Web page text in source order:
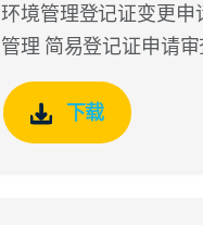
环境管理登记证变更
管理 简易登记证申请
下载